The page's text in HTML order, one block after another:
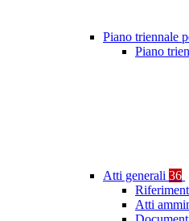
Piano triennale
Piano
Atti generali 36
Atti